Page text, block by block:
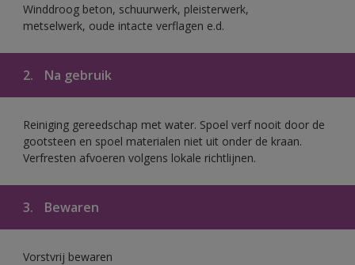
Winddroog beton, schuurwerk, pleisterwerk,
metselwerk, oude intacte verflagen e.d.
2. Na gebruik
Reiniging gereedschap met water. Spoel verf nooit door de
gootsteen en spoel materialen niet uit onder de kraan.
Verfresten afvoeren volgens lokale richtlijnen.
3. Bewaren
Vorstvrij bewaren